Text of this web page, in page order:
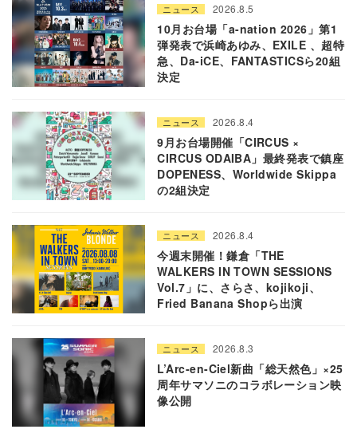
ニュース 2026.8.5
10月お台場「a-nation 2026」第1
弾発表で浜崎あゆみ、EXILE 、超特
急、Da-iCE、FANTASTICSら20組
決定
ニュース 2026.8.4
9月お台場開催「CIRCUS ×
CIRCUS ODAIBA」最終発表で鎮座
DOPENESS、Worldwide Skippa
の2組決定
ニュース 2026.8.4
今週末開催！鎌倉「THE
WALKERS IN TOWN SESSIONS
Vol.7」に、さらさ、kojikoji、
Fried Banana Shopら出演
ニュース 2026.8.3
L’Arc-en-Ciel新曲「総天然色」×25
周年サマソニのコラボレーション映
像公開